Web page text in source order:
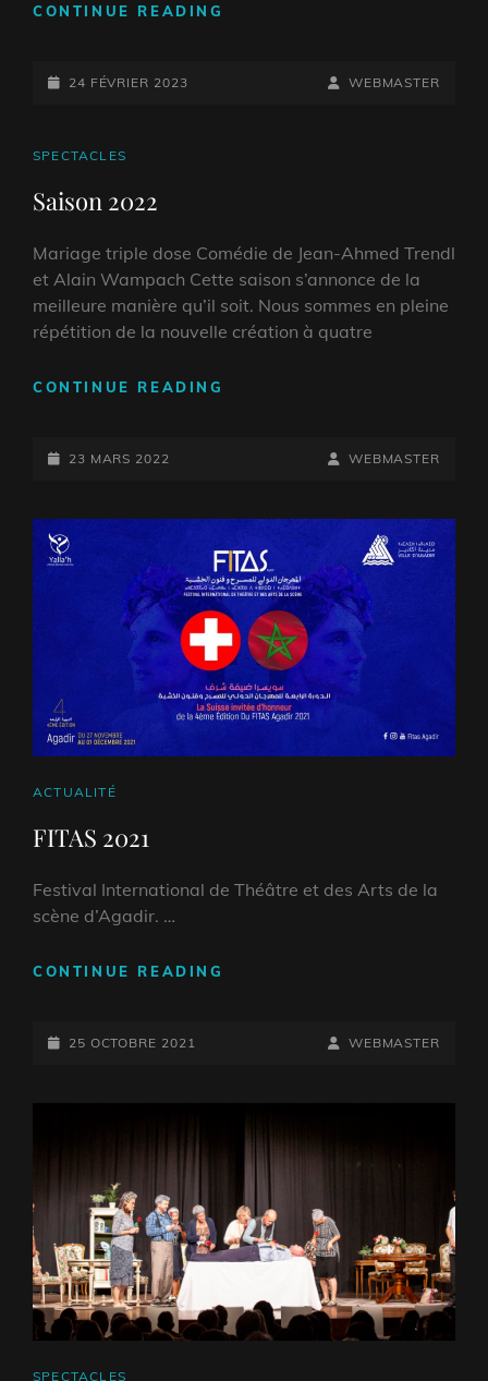
CONTINUE READING
POSTED-
24 FÉVRIER 2023
BY
BYLINE
WEBMASTER
CAT
SPECTACLES
Saison 2022
Mariage triple dose Comédie de Jean-Ahmed Trendl
et Alain Wampach Cette saison s’annonce de la
meilleure manière qu’il soit. Nous sommes en pleine
répétition de la nouvelle création à quatre
CONTINUE READING
POSTED-
23 MARS 2022
BY
BYLINE
WEBMASTER
CAT
ACTUALITÉ
FITAS 2021
Festival International de Théâtre et des Arts de la
scène d’Agadir. …
CONTINUE READING
POSTED-
25 OCTOBRE 2021
BY
BYLINE
WEBMASTER
CAT
SPECTACLES